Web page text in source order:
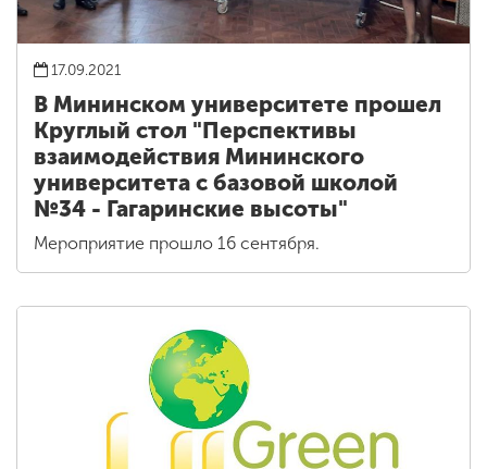
17.09.2021
В Мининском университете прошел
Круглый стол "Перспективы
взаимодействия Мининского
университета с базовой школой
№34 - Гагаринские высоты"
Мероприятие прошло 16 сентября.